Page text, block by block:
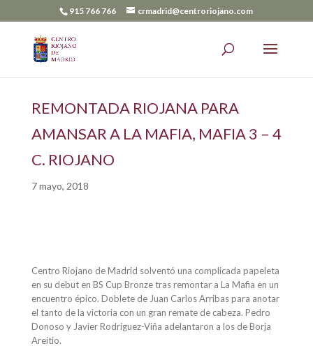
915 766 766 crmadrid@centroriojano.com
REMONTADA RIOJANA PARA
AMANSAR A LA MAFIA, MAFIA 3 – 4
C. RIOJANO
7 mayo, 2018
Centro Riojano de Madrid solventó una complicada papeleta
en su debut en BS Cup Bronze tras remontar a La Mafia en un
encuentro épico. Doblete de Juan Carlos Arribas para anotar
el tanto de la victoria con un gran remate de cabeza. Pedro
Donoso y Javier Rodríguez-Viña adelantaron a los de Borja
Areitio.